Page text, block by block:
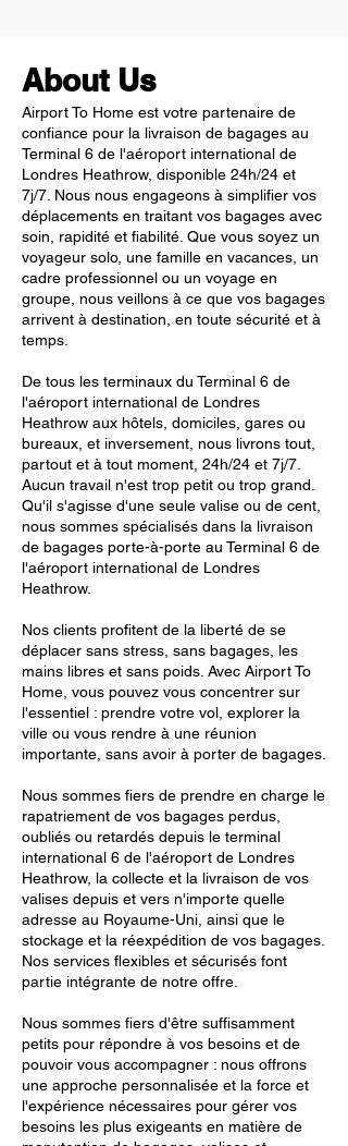
About Us
Airport To Home est votre partenaire de
confiance pour la livraison de bagages au
Terminal 6 de l'aéroport international de
Londres Heathrow, disponible 24h/24 et
7j/7. Nous nous engageons à simplifier vos
déplacements en traitant vos bagages avec
soin, rapidité et fiabilité. Que vous soyez un
voyageur solo, une famille en vacances, un
cadre professionnel ou un voyage en
groupe, nous veillons à ce que vos bagages
arrivent à destination, en toute sécurité et à
temps.
De tous les terminaux du Terminal 6 de
l'aéroport international de Londres
Heathrow aux hôtels, domiciles, gares ou
bureaux, et inversement, nous livrons tout,
partout et à tout moment, 24h/24 et 7j/7.
Aucun travail n'est trop petit ou trop grand.
Qu'il s'agisse d'une seule valise ou de cent,
nous sommes spécialisés dans la livraison
de bagages porte-à-porte au Terminal 6 de
l'aéroport international de Londres
Heathrow.
Nos clients profitent de la liberté de se
déplacer sans stress, sans bagages, les
mains libres et sans poids. Avec Airport To
Home, vous pouvez vous concentrer sur
l'essentiel : prendre votre vol, explorer la
ville ou vous rendre à une réunion
importante, sans avoir à porter de bagages.
Nous sommes fiers de prendre en charge le
rapatriement de vos bagages perdus,
oubliés ou retardés depuis le terminal
international 6 de l'aéroport de Londres
Heathrow, la collecte et la livraison de vos
valises depuis et vers n'importe quelle
adresse au Royaume-Uni, ainsi que le
stockage et la réexpédition de vos bagages.
Nos services flexibles et sécurisés font
partie intégrante de notre offre.
Nous sommes fiers d'être suffisamment
petits pour répondre à vos besoins et de
pouvoir vous accompagner : nous offrons
une approche personnalisée et la force et
l'expérience nécessaires pour gérer vos
besoins les plus exigeants en matière de